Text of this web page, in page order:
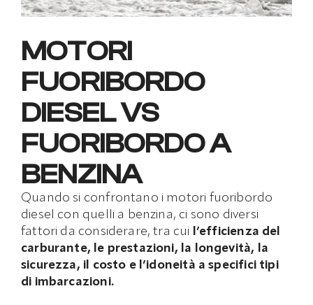
MOTORI
FUORIBORDO
DIESEL VS
FUORIBORDO A
BENZINA
Quando si confrontano i motori fuoribordo
diesel con quelli a benzina, ci sono diversi
fattori da considerare, tra cui
l’efficienza del
carburante, le prestazioni, la longevità, la
sicurezza, il costo e l’idoneità a specifici tipi
di imbarcazioni.